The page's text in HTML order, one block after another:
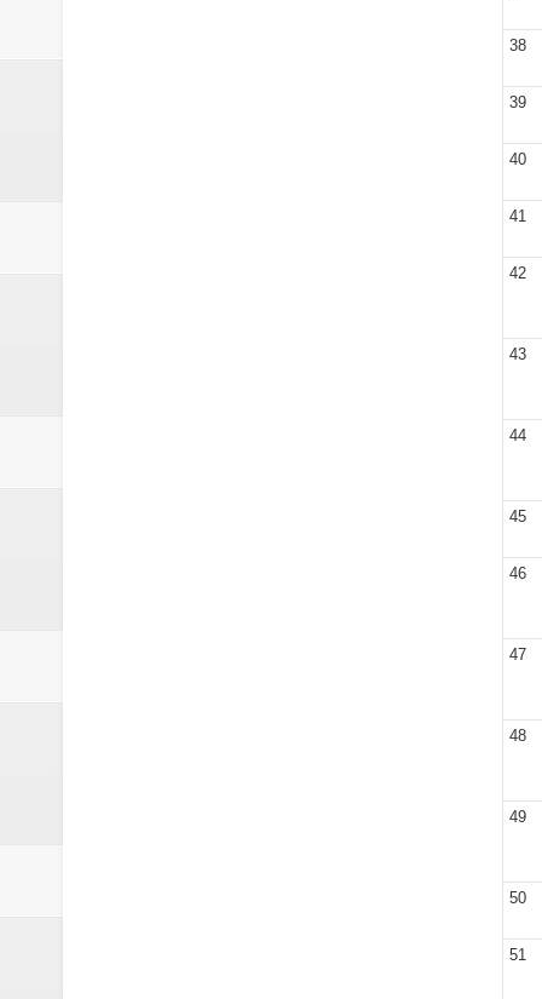
38
39
40
41
42
43
44
45
46
47
48
49
50
51